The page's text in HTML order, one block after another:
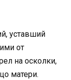
уставший
от
на осколки,
матери.